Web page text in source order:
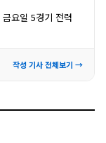
요일 5경기 전력
작성 기사 전체보기 →